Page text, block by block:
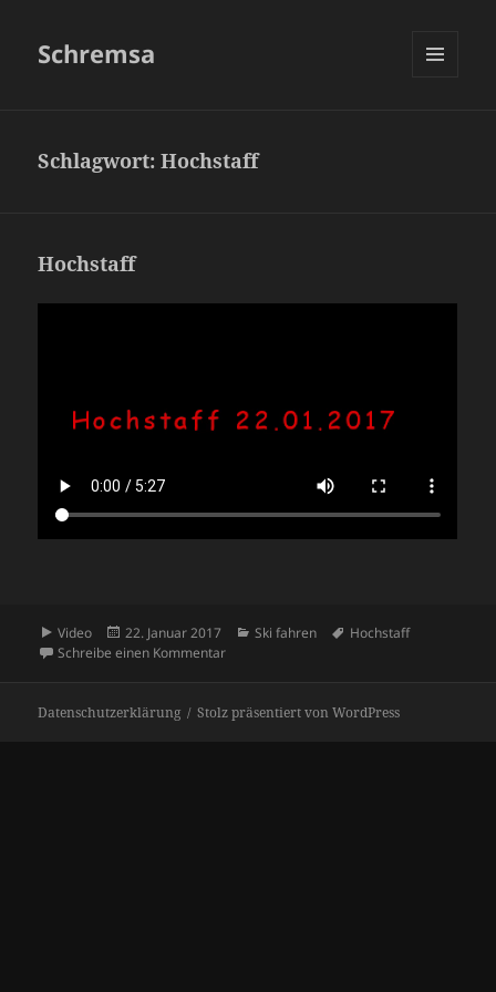
Schremsa
Schlagwort:Hochstaff
Hochstaff
Format
Video
Veröffentlicht
am
22. Januar 2017 Kategorien
Ski fahren Schlagwörter
Hochstaff
Schreibe einen Kommentarzu Hochstaff
Datenschutzerklärung Stolz präsentiert von WordPress